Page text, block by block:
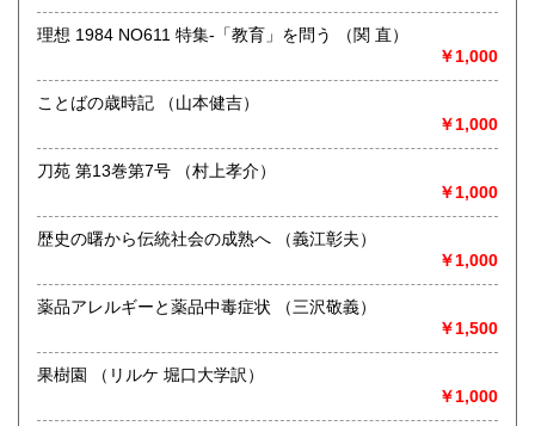
書籍の買取について
関らずお問合せください。
取り扱い分野
歴史、社会科学
理想 1984 NO611 特集-「教育」を問う （関 直）
￥1,000
ことばの歳時記 （山本健吉）
￥1,000
刀苑 第13巻第7号 （村上孝介）
￥1,000
歴史の曙から伝統社会の成熟へ （義江彰夫）
￥1,000
薬品アレルギーと薬品中毒症状 （三沢敬義）
￥1,500
果樹園 （リルケ 堀口大学訳）
￥1,000